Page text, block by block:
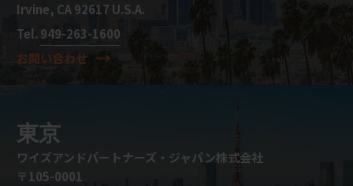
Irvine, CA 92617 U.S.A.
Tel. 949-263-1600
お問い合わせ
東京
ワイズアンドパートナーズ・ジャパン株式会社
〒105-0001